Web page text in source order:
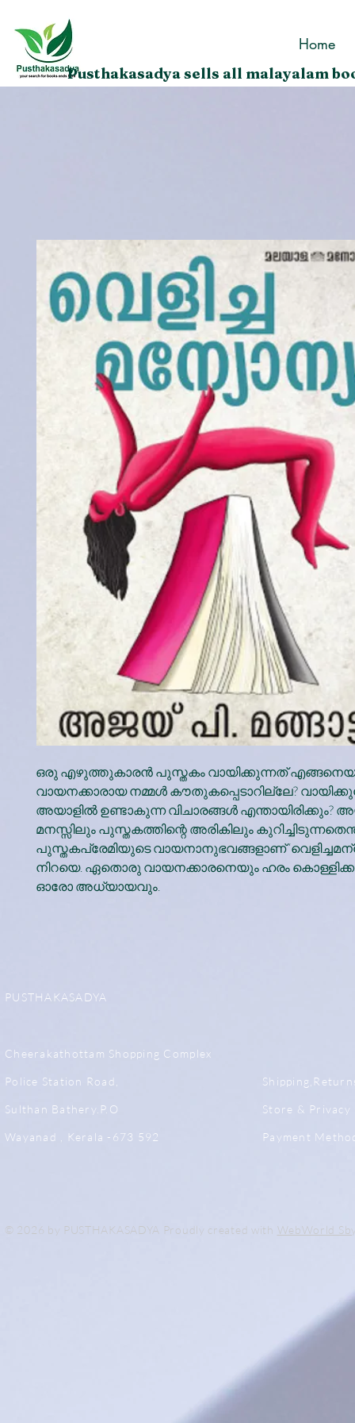
Home
Pusthakasadya sells all malayalam
ഒരു എഴുത്തുകാരൻ പുസ്തകം വായിക്കുന്നത്
വായനക്കാരായ നമ്മൾ കൗതുകപ്പെടാറില്ലേ?
അയാളിൽ ഉണ്ടാകുന്ന വിചാരങ്ങൾ എന്തായിരിക്കും?
മനസ്സിലും പുസ്തകത്തിന്റെ അരികിലും
പുസ്തകപ്രേമിയുടെ വായനാനുഭവങ്ങളാണ്
നിറയെ. ഏതൊരു വായനക്കാരനെയും ഹരം
ഓരോ അധ്യായവും.
PUSTHAKASADYA
Cheerakathottam Shopping Complex
Police Station Road,
Sulthan Bathery.P.O
Wayanad , Kerala -673 592
Store & Privacy
Payment
© 2026 by PUSTHAKASADYA Proudly created with WebWorld